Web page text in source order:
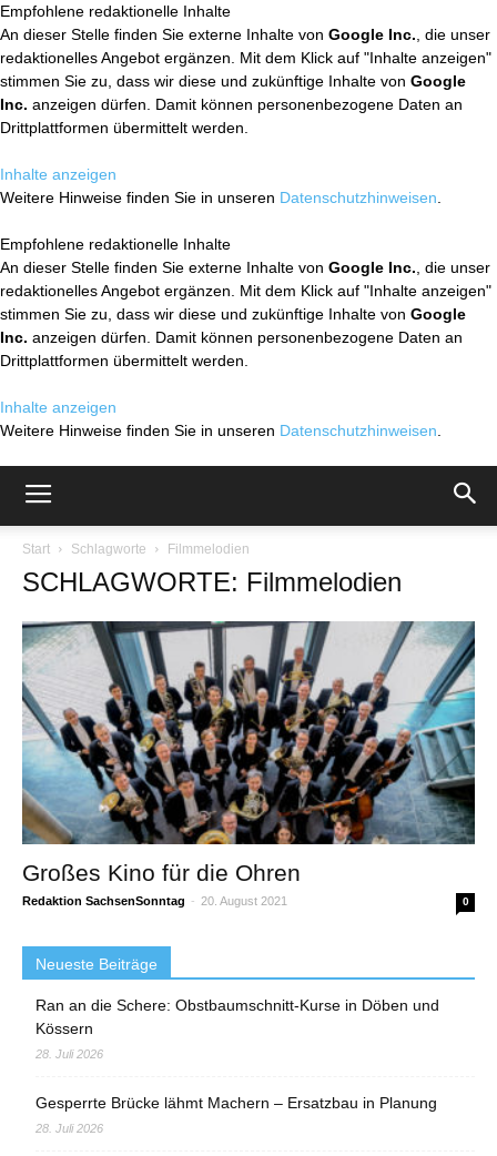
Empfohlene redaktionelle Inhalte
An dieser Stelle finden Sie externe Inhalte von Google Inc. , die unser
redaktionelles Angebot ergänzen. Mit dem Klick auf "Inhalte anzeigen"
stimmen Sie zu, dass wir diese und zukünftige Inhalte von Google
Inc. anzeigen dürfen. Damit können personenbezogene Daten an
Drittplattformen übermittelt werden.
Inhalte anzeigen
Weitere Hinweise finden Sie in unseren Datenschutzhinweisen
Empfohlene redaktionelle Inhalte
An dieser Stelle finden Sie externe Inhalte von Google Inc. , die unser
redaktionelles Angebot ergänzen. Mit dem Klick auf "Inhalte anzeigen"
stimmen Sie zu, dass wir diese und zukünftige Inhalte von Google
Inc. anzeigen dürfen. Damit können personenbezogene Daten an
Drittplattformen übermittelt werden.
Inhalte anzeigen
Weitere Hinweise finden Sie in unseren Datenschutzhinweisen
Start Schlagworte Filmmelodien
SCHLAGWORTE: Filmmelodien
Großes Kino für die Ohren
Redaktion SachsenSonntag - 20. August 2021 0
Neueste Beiträge
Ran an die Schere: Obstbaumschnitt-Kurse in Döben und
Kössern
28. Juli 2026
Gesperrte Brücke lähmt Machern – Ersatzbau in Planung
28. Juli 2026